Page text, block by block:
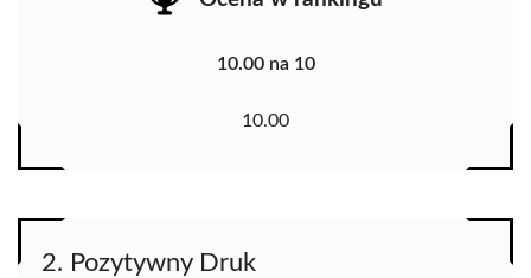
10.00 na 10
10.00
2. Pozytywny Druk